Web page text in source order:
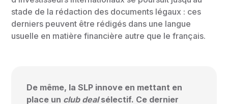
stade de la rédaction des documents légaux : ces
derniers peuvent être rédigés dans une langue
usuelle en matière financière autre que le français.
De même, la SLP innove en mettant en
place un club dealsélectif. Ce dernier